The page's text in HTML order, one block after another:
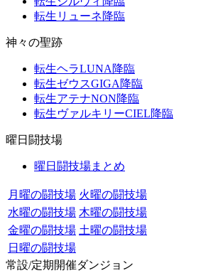
転生リューネ降臨
神々の聖跡
転生ヘラLUNA降臨
転生ゼウスGIGA降臨
転生アテナNON降臨
転生ヴァルキリーCIEL降臨
曜日闘技場
曜日闘技場まとめ
月曜の闘技場 火曜の闘技場
水曜の闘技場 木曜の闘技場
金曜の闘技場 土曜の闘技場
日曜の闘技場
常設/定期開催ダンジョン